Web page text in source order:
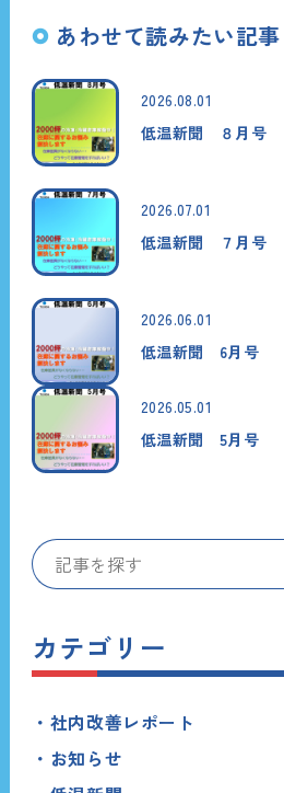
あわせて読みたい記事
2026.08.01
低温新聞 ８月号
2026.07.01
低温新聞 ７月号
2026.06.01
低温新聞 6月号
2026.05.01
低温新聞 5月号
カテゴリー
社内改善レポート
お知らせ